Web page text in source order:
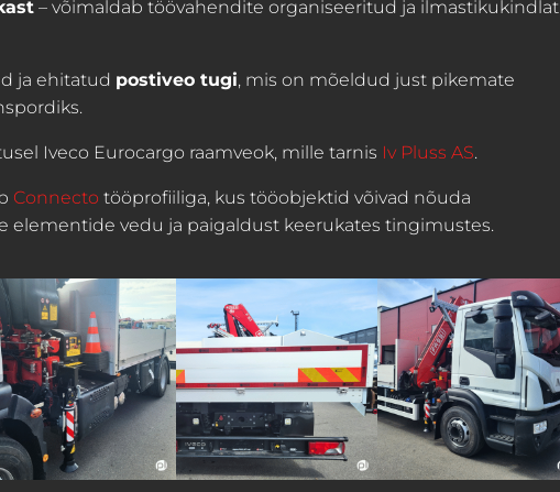
– võimaldab töövahendite organiseeritud ja ilmastikukindlat
ja ehitatud postiveo tugi, mis on mõeldud just pikemate
Iveco Eurocargo raamveok, mille tarnis Iv Pluss AS.
Connecto tööprofiiliga, kus tööobjektid võivad nõuda
elementide vedu ja paigaldust keerukates tingimustes.